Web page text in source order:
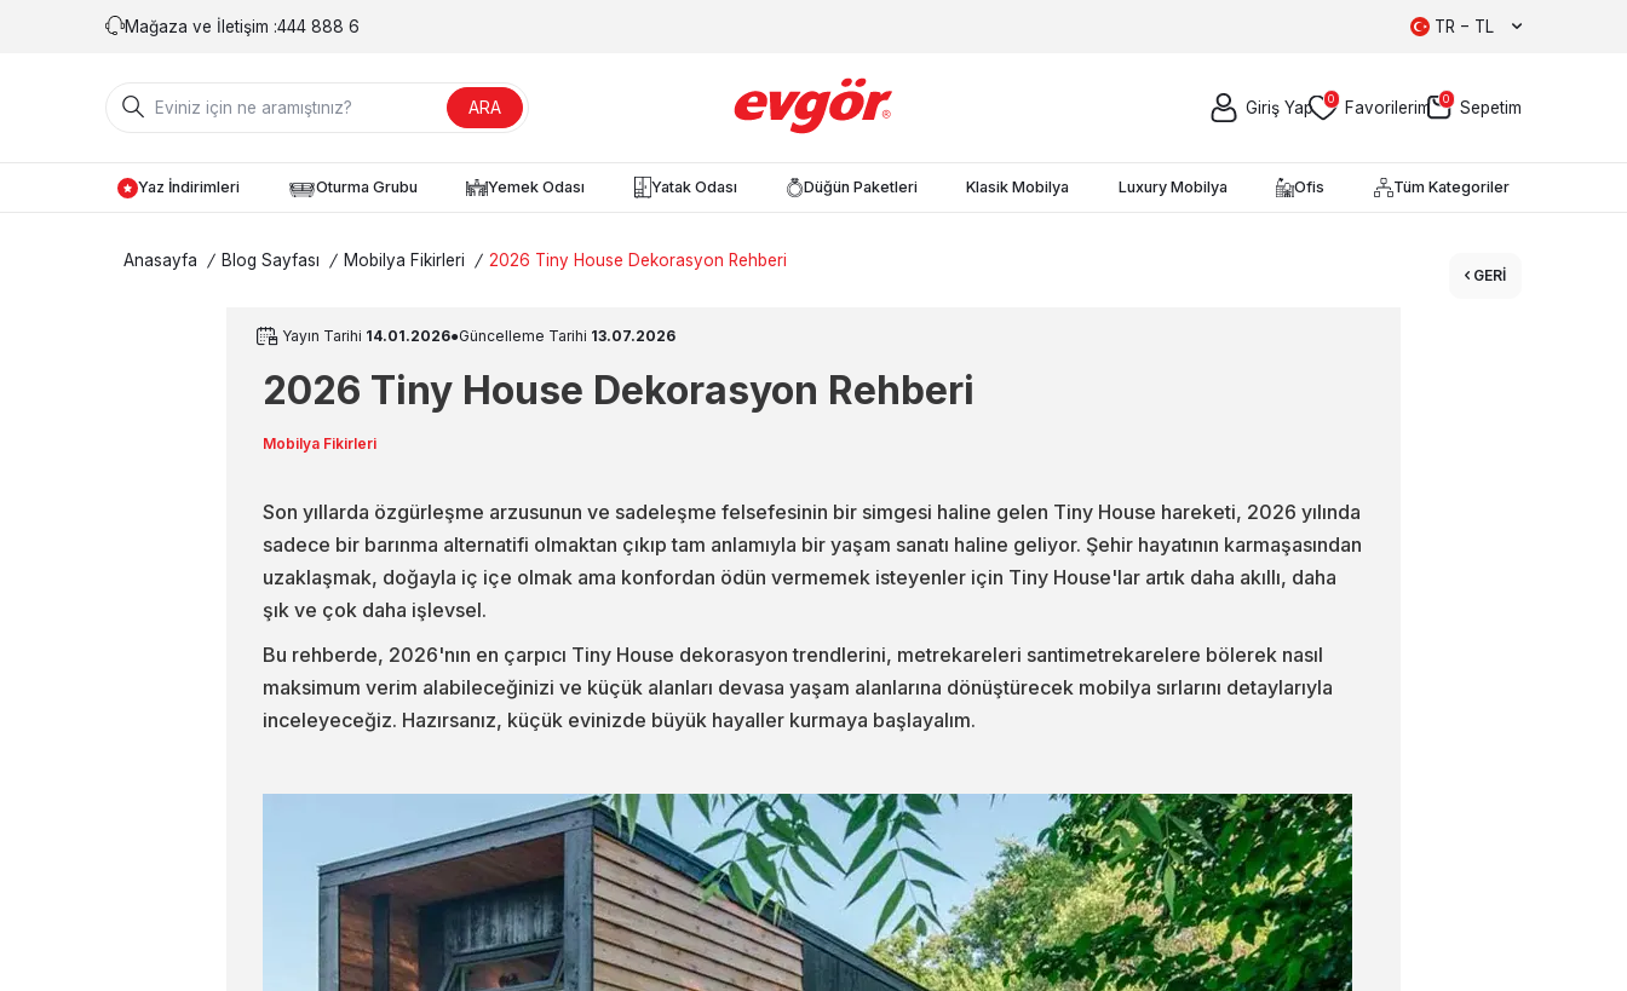
Mağaza ve İletişim :444 888 6 TR − TL
ARA Giriş Yap 0 Favorilerim 0 Sepetim
Yaz İndirimleri Oturma Grubu Yemek Odası Yatak Odası Düğün Paketleri Klasik Mobilya Luxury Mobilya Ofis Tüm Kategoriler
Anasayfa / Blog Sayfası / Mobilya Fikirleri / 2026 Tiny House Dekorasyon Rehberi
GERI
Yayın Tarihi 14.01.2026●Güncelleme Tarihi 13.07.2026
2026 Tiny House Dekorasyon Rehberi
Mobilya Fikirleri
Son yıllarda özgürleşme arzusunun ve sadeleşme felsefesinin bir simgesi haline gelen Tiny House hareketi, 2026 yılında
sadece bir barınma alternatifi olmaktan çıkıp tam anlamıyla bir yaşam sanatı haline geliyor. Şehir hayatının karmaşasından
uzaklaşmak, doğayla iç içe olmak ama konfordan ödün vermemek isteyenler için Tiny House'lar artık daha akıllı, daha
şık ve çok daha işlevsel.
Bu rehberde, 2026'nın en çarpıcı Tiny House dekorasyon trendlerini, metrekareleri santimetrekarelere bölerek nasıl
maksimum verim alabileceğinizi ve küçük alanları devasa yaşam alanlarına dönüştürecek mobilya sırlarını detaylarıyla
inceleyeceğiz. Hazırsanız, küçük evinizde büyük hayaller kurmaya başlayalım.